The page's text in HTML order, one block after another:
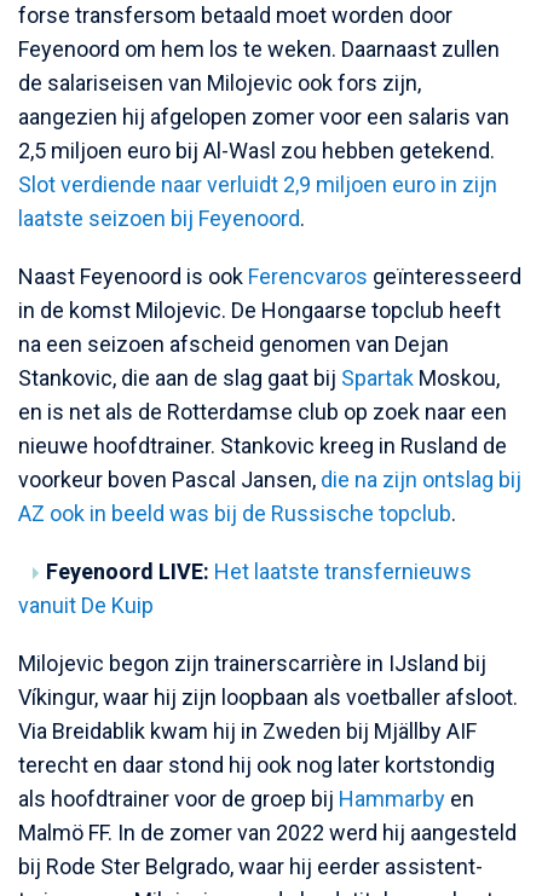
forse transfersom betaald moet worden door
Feyenoord om hem los te weken. Daarnaast zullen
de salariseisen van Milojevic ook fors zijn,
aangezien hij afgelopen zomer voor een salaris van
2,5 miljoen euro bij Al-Wasl zou hebben getekend.
Slot verdiende naar verluidt 2,9 miljoen euro in zijn
laatste seizoen bij Feyenoord.
Naast Feyenoord is ook Ferencvaros geïnteresseerd
in de komst Milojevic. De Hongaarse topclub heeft
na een seizoen afscheid genomen van Dejan
Stankovic, die aan de slag gaat bij Spartak Moskou,
en is net als de Rotterdamse club op zoek naar een
nieuwe hoofdtrainer. Stankovic kreeg in Rusland de
voorkeur boven Pascal Jansen, die na zijn ontslag bij
AZ ook in beeld was bij de Russische topclub.
Feyenoord LIVE: Het laatste transfernieuws
vanuit De Kuip
Milojevic begon zijn trainerscarrière in IJsland bij
Víkingur, waar hij zijn loopbaan als voetballer afsloot.
Via Breidablik kwam hij in Zweden bij Mjällby AIF
terecht en daar stond hij ook nog later kortstondig
als hoofdtrainer voor de groep bij Hammarby en
Malmö FF. In de zomer van 2022 werd hij aangesteld
bij Rode Ster Belgrado, waar hij eerder assistent-